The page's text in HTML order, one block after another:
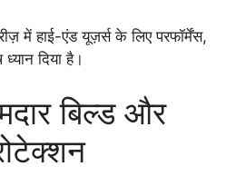
में हाई-एंड यूज़र्स के लिए परफॉर्मेंस,
दिया है।
बिल्ड और